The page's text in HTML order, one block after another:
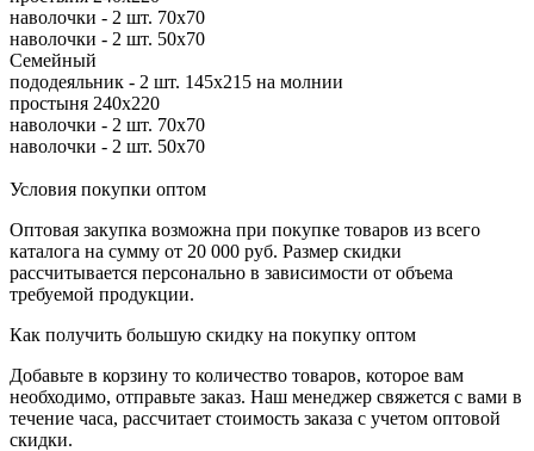
наволочки - 2 шт. 70х70
наволочки - 2 шт. 50х70
Семейный
пододеяльник - 2 шт. 145х215 на молнии
простыня 240х220
наволочки - 2 шт. 70х70
наволочки - 2 шт. 50х70
Условия покупки оптом
Оптовая закупка возможна при покупке товаров из всего
каталога на сумму от 20 000 руб. Размер скидки
рассчитывается персонально в зависимости от объема
требуемой продукции.
Как получить большую скидку на покупку оптом
Добавьте в корзину то количество товаров, которое вам
необходимо, отправьте заказ. Наш менеджер свяжется с вами в
течение часа, рассчитает стоимость заказа с учетом оптовой
скидки.